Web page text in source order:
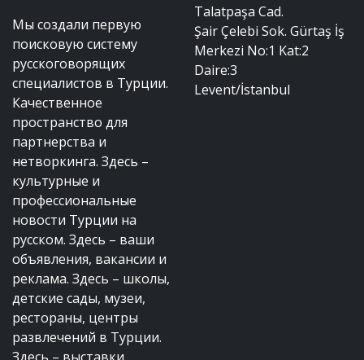
Мы создали первую
поисковую систему
русскоговорящих
специалистов в Турции.
Качественное
пространство для
партнерства и
нетворкинга. Здесь –
культурные и
профессиональные
новости Турции на
русском. Здесь – ваши
объявления, вакансии и
реклама. Здесь – школы,
детские сады, музеи,
рестораны, центры
развлечений в Турции.
Talatpaşa Cad.
Şair Çelebi Sok. Gürtaş İş
Merkezi No:1 Kat:2
Daire:3
Levent/İstanbul